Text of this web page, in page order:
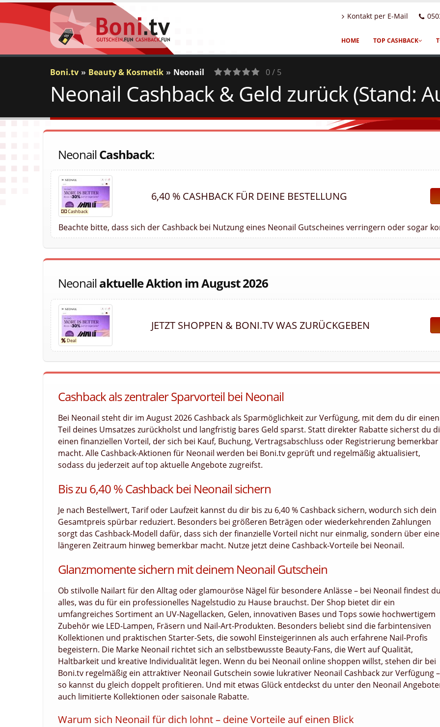
Kontakt per E-Mail
HOME TOP CASHBACK
Boni.tv Beauty & Kosmetik Neonail
Votes
0 / 5
Neonail Cashback & Geld zurück (Stand:
Neonail Cashback:
6,40 % CASHBACK FÜR DEINE BESTELLUNG
Beachte bitte, dass sich der Cashback bei Nutzung eines Neonail Gutscheines verringern oder sogar
Neonail aktuelle Aktion im August 2026
JETZT SHOPPEN & BONI.TV WAS ZURÜCKGEBEN
Cashback als zentraler Sparvorteil bei Neonail
Bei Neonail steht dir im August 2026 Cashback als Sparmöglichkeit zur Verfügung, mit dem du dir einen
Teil deines Umsatzes zurückholst und langfristig bares Geld sparst. Statt direkter Rabatte sicherst du
einen finanziellen Vorteil, der sich bei Kauf, Buchung, Vertragsabschluss oder Registrierung bemerkbar
macht. Alle Cashback-Aktionen für Neonail werden bei Boni.tv geprüft und regelmäßig aktualisiert,
sodass du jederzeit auf top aktuelle Angebote zugreifst.
Bis zu 6,40 % Cashback bei Neonail sichern
Je nach Bestellwert, Tarif oder Laufzeit kannst du dir bis zu 6,40 % Cashback sichern, wodurch sich dein
Gesamtpreis spürbar reduziert. Besonders bei größeren Beträgen oder wiederkehrenden Zahlungen
sorgt das Cashback-Modell dafür, dass sich der finanzielle Vorteil nicht nur einmalig, sondern über
längeren Zeitraum hinweg bemerkbar macht. Nutze jetzt deine Cashback-Vorteile bei Neonail.
Glanzmomente sichern mit deinem Neonail Gutschein
Ob stilvolle Nailart für den Alltag oder glamouröse Nägel für besondere Anlässe – bei Neonail findest
alles, was du für ein professionelles Nagelstudio zu Hause brauchst. Der Shop bietet dir ein
umfangreiches Sortiment an UV-Nagellacken, Gelen, innovativen Bases und Tops sowie hochwertigem
Zubehör wie LED-Lampen, Fräsern und Nail-Art-Produkten. Besonders beliebt sind die farbintensiven
Kollektionen und praktischen Starter-Sets, die sowohl Einsteigerinnen als auch erfahrene Nail-Profis
begeistern. Die Marke Neonail richtet sich an selbstbewusste Beauty-Fans, die Wert auf Qualität,
Haltbarkeit und kreative Individualität legen. Wenn du bei Neonail online shoppen willst, stehen dir bei
Boni.tv regelmäßig ein attraktiver Neonail Gutschein sowie lukrativer Neonail Cashback zur Verfügung –
so kannst du gleich doppelt profitieren. Und mit etwas Glück entdeckst du unter den Neonail
auch limitierte Kollektionen oder saisonale Rabatte.
Warum sich Neonail für dich lohnt – deine Vorteile auf einen Blick